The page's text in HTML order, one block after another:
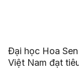
Đại học Hoa
Việt Nam đạt